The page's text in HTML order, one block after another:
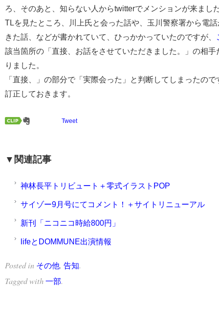
ろ、そのあと、知らない人からtwitterでメンションが来まし
TLを見たところ、川上氏と会った話や、玉川警察署から電
きた話、などが書かれていて、ひっかかっていたのですが、
該当箇所の「直接、お話をさせていただきました。」の相手
りました。
「直接、」の部分で「実際会った」と判断してしまったの
訂正しておきます。
Tweet
▼関連記事
神林長平トリビュート＋零式イラストPOP
サイゾー9月号にてコメント！＋サイトリニューアル
新刊「ニコニコ時給800円」
lifeとDOMMUNE出演情報
Posted in その他, 告知.
Tagged with 一部.